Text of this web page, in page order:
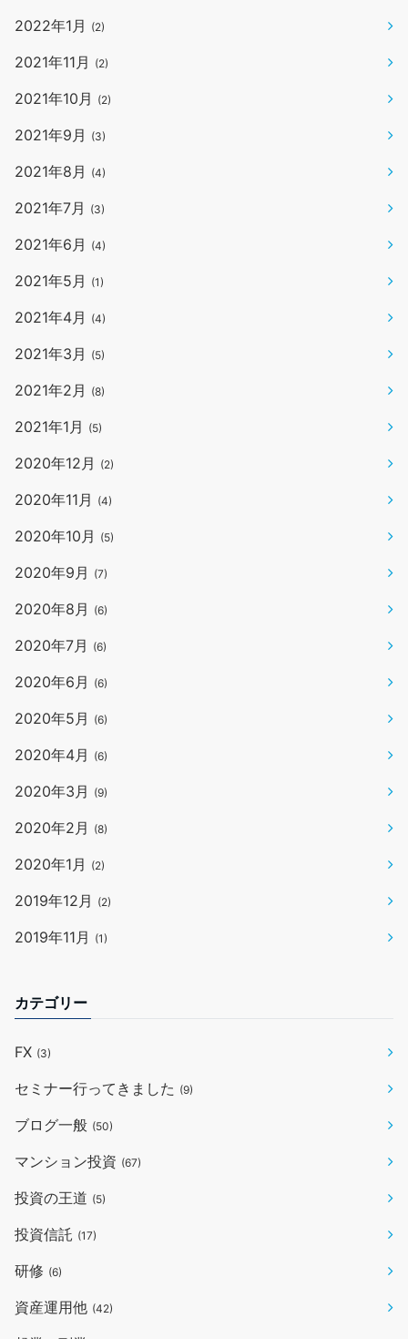
2022年1月 (2)
2021年11月 (2)
2021年10月 (2)
2021年9月 (3)
2021年8月 (4)
2021年7月 (3)
2021年6月 (4)
2021年5月 (1)
2021年4月 (4)
2021年3月 (5)
2021年2月 (8)
2021年1月 (5)
2020年12月 (2)
2020年11月 (4)
2020年10月 (5)
2020年9月 (7)
2020年8月 (6)
2020年7月 (6)
2020年6月 (6)
2020年5月 (6)
2020年4月 (6)
2020年3月 (9)
2020年2月 (8)
2020年1月 (2)
2019年12月 (2)
2019年11月 (1)
カテゴリー
FX (3)
セミナー行ってきました (9)
ブログ一般 (50)
マンション投資 (67)
投資の王道 (5)
投資信託 (17)
研修 (6)
資産運用他 (42)